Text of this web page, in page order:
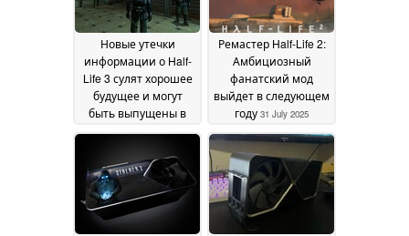
Новые утечки
информации о Half-
Life 3 сулят хорошее
будущее и могут
быть выпущены в
ближайшее время02
Ремастер Half-Life 2:
Амбициозный
фанатский мод
выйдет в следующем
году 31 July 2025